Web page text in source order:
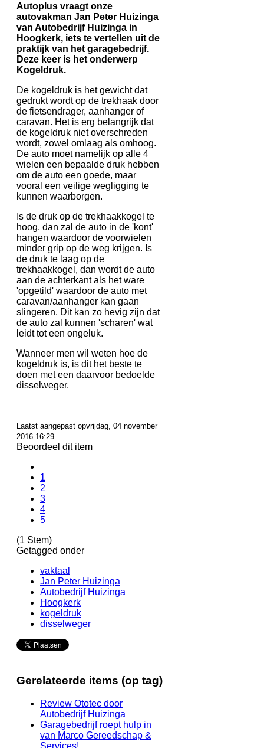
Autoplus vraagt onze
autovakman Jan Peter Huizinga
van Autobedrijf Huizinga in
Hoogkerk, iets te vertellen uit de
praktijk van het garagebedrijf.
Deze keer is het onderwerp
Kogeldruk.
De kogeldruk is het gewicht dat
gedrukt wordt op de trekhaak door
de fietsendrager, aanhanger of
caravan. Het is erg belangrijk dat
de kogeldruk niet overschreden
wordt, zowel omlaag als omhoog.
De auto moet namelijk op alle 4
wielen een bepaalde druk hebben
om de auto een goede, maar
vooral een veilige wegligging te
kunnen waarborgen.
Is de druk op de trekhaakkogel te
hoog, dan zal de auto in de 'kont'
hangen waardoor de voorwielen
minder grip op de weg krijgen. Is
de druk te laag op de
trekhaakkogel, dan wordt de auto
aan de achterkant als het ware
'opgetild' waardoor de auto met
caravan/aanhanger kan gaan
slingeren. Dit kan zo hevig zijn dat
de auto zal kunnen 'scharen' wat
leidt tot een ongeluk.
Wanneer men wil weten hoe de
kogeldruk is, is dit het beste te
doen met een daarvoor bedoelde
disselweger.
Laatst aangepast opvrijdag, 04 november
2016 16:29
Beoordeel dit item
1
2
3
4
5
(1 Stem)
Getagged onder
vaktaal
Jan Peter Huizinga
Autobedrijf Huizinga
Hoogkerk
kogeldruk
disselweger
Gerelateerde items (op tag)
Review Ototec door
Autobedrijf Huizinga
Garagebedrijf roept hulp in
van Marco Gereedschap &
Services!